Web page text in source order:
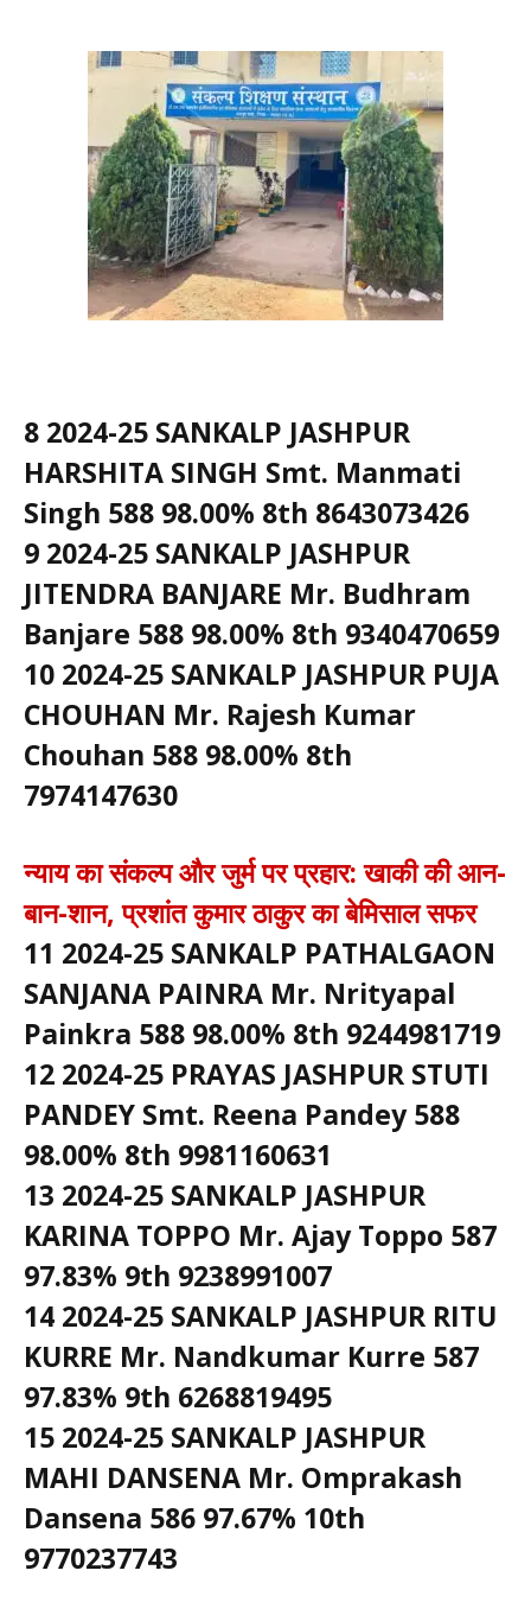
8 2024-25 SANKALP JASHPUR
HARSHITA SINGH Smt. Manmati
Singh 588 98.00% 8th 8643073426
9 2024-25 SANKALP JASHPUR
JITENDRA BANJARE Mr. Budhram
Banjare 588 98.00% 8th 9340470659
10 2024-25 SANKALP JASHPUR PUJA
CHOUHAN Mr. Rajesh Kumar
Chouhan 588 98.00% 8th
7974147630
न्याय का संकल्प और जुर्म पर प्रहार: खाकी की आन-
बान-शान, प्रशांत कुमार ठाकुर का बेमिसाल सफर
11 2024-25 SANKALP PATHALGAON
SANJANA PAINRA Mr. Nrityapal
Painkra 588 98.00% 8th 9244981719
12 2024-25 PRAYAS JASHPUR STUTI
PANDEY Smt. Reena Pandey 588
98.00% 8th 9981160631
13 2024-25 SANKALP JASHPUR
KARINA TOPPO Mr. Ajay Toppo 587
97.83% 9th 9238991007
14 2024-25 SANKALP JASHPUR RITU
KURRE Mr. Nandkumar Kurre 587
97.83% 9th 6268819495
15 2024-25 SANKALP JASHPUR
MAHI DANSENA Mr. Omprakash
Dansena 586 97.67% 10th
9770237743